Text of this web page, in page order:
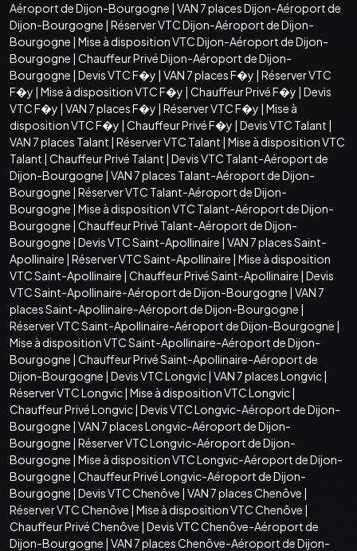
Aéroport de Dijon-Bourgogne | VAN 7 places Dijon-Aéroport de
Dijon-Bourgogne | Réserver VTC Dijon-Aéroport de Dijon-
Bourgogne | Mise à disposition VTC Dijon-Aéroport de Dijon-
Bourgogne | Chauffeur Privé Dijon-Aéroport de Dijon-
Bourgogne | Devis VTC F�y | VAN 7 places F�y | Réserver VTC
F�y | Mise à disposition VTC F�y | Chauffeur Privé F�y | Devis
VTC F�y | VAN 7 places F�y | Réserver VTC F�y | Mise à
disposition VTC F�y | Chauffeur Privé F�y | Devis VTC Talant |
VAN 7 places Talant | Réserver VTC Talant | Mise à disposition VTC
Talant | Chauffeur Privé Talant | Devis VTC Talant-Aéroport de
Dijon-Bourgogne | VAN 7 places Talant-Aéroport de Dijon-
Bourgogne | Réserver VTC Talant-Aéroport de Dijon-
Bourgogne | Mise à disposition VTC Talant-Aéroport de Dijon-
Bourgogne | Chauffeur Privé Talant-Aéroport de Dijon-
Bourgogne | Devis VTC Saint-Apollinaire | VAN 7 places Saint-
Apollinaire | Réserver VTC Saint-Apollinaire | Mise à disposition
VTC Saint-Apollinaire | Chauffeur Privé Saint-Apollinaire | Devis
VTC Saint-Apollinaire-Aéroport de Dijon-Bourgogne | VAN 7
places Saint-Apollinaire-Aéroport de Dijon-Bourgogne |
Réserver VTC Saint-Apollinaire-Aéroport de Dijon-Bourgogne |
Mise à disposition VTC Saint-Apollinaire-Aéroport de Dijon-
Bourgogne | Chauffeur Privé Saint-Apollinaire-Aéroport de
Dijon-Bourgogne | Devis VTC Longvic| VAN 7 places Longvic|
Réserver VTC Longvic| Mise à disposition VTC Longvic|
Chauffeur Privé Longvic| Devis VTC Longvic-Aéroport de Dijon-
Bourgogne | VAN 7 places Longvic-Aéroport de Dijon-
Bourgogne | Réserver VTC Longvic-Aéroport de Dijon-
Bourgogne | Mise à disposition VTC Longvic-Aéroport de Dijon-
Bourgogne | Chauffeur Privé Longvic-Aéroport de Dijon-
Bourgogne | Devis VTC Chenôve | VAN 7 places Chenôve |
Réserver VTC Chenôve | Mise à disposition VTC Chenôve |
Chauffeur Privé Chenôve | Devis VTC Chenôve-Aéroport de
Dijon-Bourgogne | VAN 7 places Chenôve-Aéroport de Dijon-